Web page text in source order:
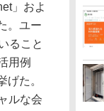
」およ
。ユー
ること
用例
た。
ルな会